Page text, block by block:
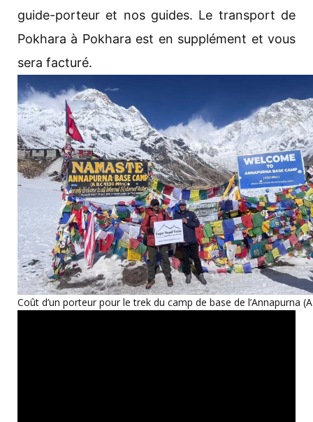
guide-porteur et nos guides. Le transport de
Pokhara à Pokhara est en supplément et vous
sera facturé.
Coût d’un porteur pour le trek du camp de base de l’Annapurna